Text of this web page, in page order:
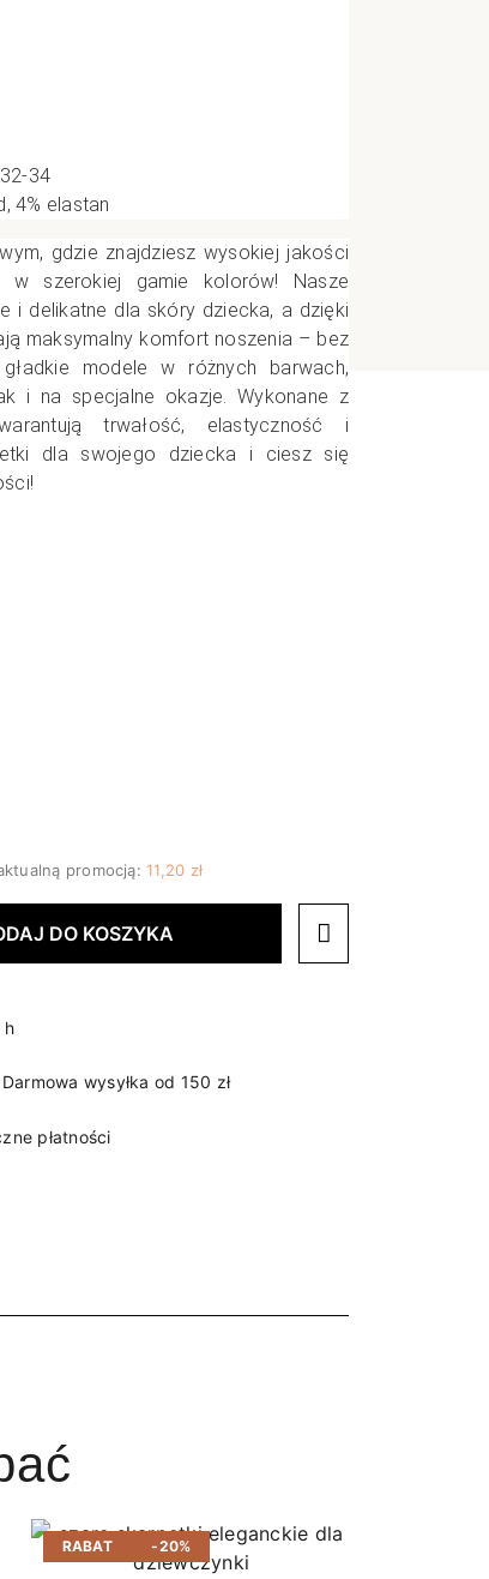
34
4% elastan
gdzie znajdziesz wysokiej jakości
w szerokiej gamie kolorów! Nasze
i delikatne dla skóry dziecka, a dzięki
maksymalny komfort noszenia – bez
modele w różnych barwach,
i na specjalne okazje. Wykonane z
trwałość, elastyczność i
dla swojego dziecka i ciesz się
promocją:11,20 zł
DO KOSZYKA
h
Darmowa wysyłka od 150 zł
płatności
RABAT -20%